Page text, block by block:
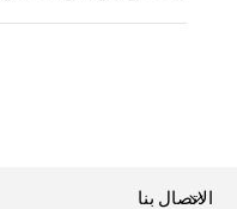
الاتصال بنا